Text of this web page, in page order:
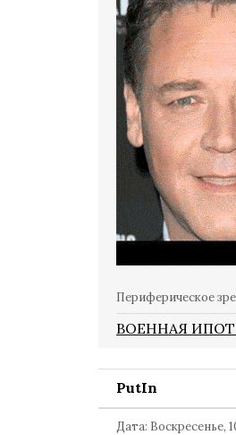
Периферическое
ВОЕННАЯ
PutIn
Дата: Воскресенье,